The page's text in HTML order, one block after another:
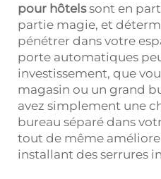
pour hôtelssont en
partie magie, et
pénétrer dans votre
porte automatiques
investissement, que
magasin ou un grand
avez simplement une
bureau séparé dans
tout de même
installant des serrures